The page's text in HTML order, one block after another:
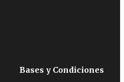
Bases y Condiciones